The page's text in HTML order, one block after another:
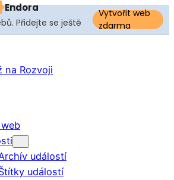
Endora
Přidejte se ještě
Vytvořit web
zdarma
na Rozvoji
událostí
událostí